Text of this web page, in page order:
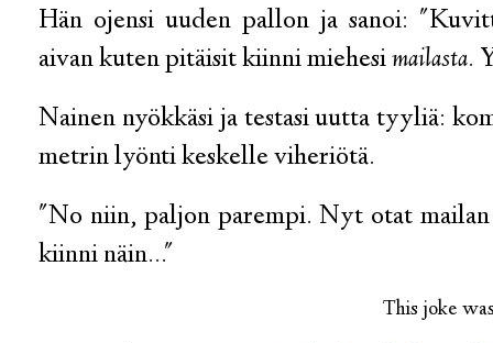
Hän ojensi uuden pallon ja sanoi:
aivan kuten pitäisit kiinni miehesimailasta.
Nainen nyökkäsi ja testasi uutta tyyliä:
metrin lyönti keskelle viheriötä.
"No niin, paljon parempi. Nyt otat mailan
kiinni näin..."
This joke